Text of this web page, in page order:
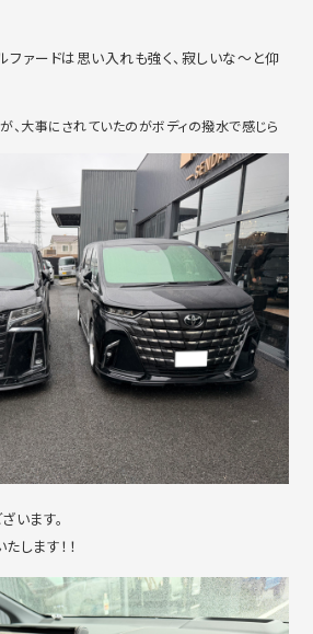
ファードは思い入れも強く、寂しいな～と仰
、大事にされていたのがボディの撥水で感じら
います。
します！！